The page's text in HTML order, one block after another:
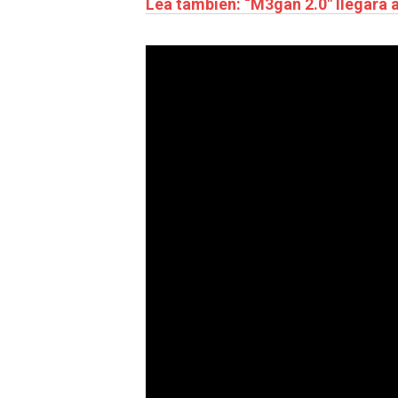
Lea también: “M3gan 2.0″ llegará